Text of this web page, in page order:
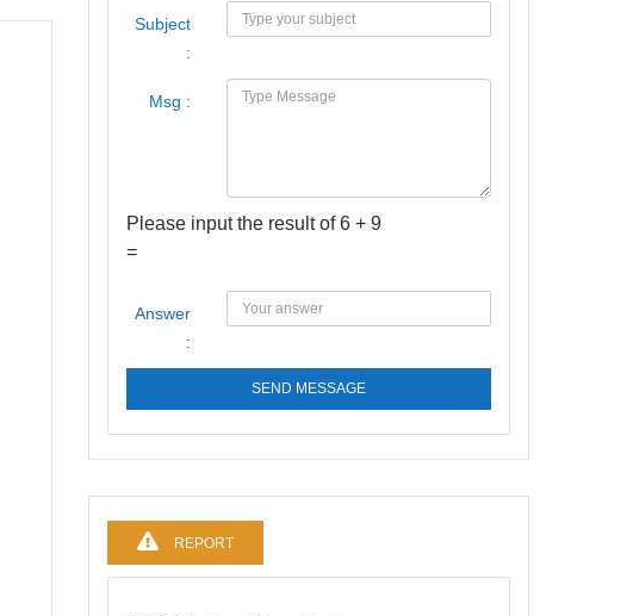
Subject
:
Msg :
Please input the result of 6 + 9
=
Answer
:
SEND MESSAGE
REPORT